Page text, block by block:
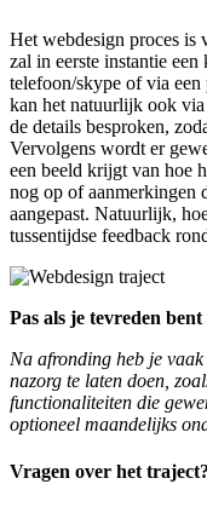
Het webdesign proces is
zal in eerste instantie
telefoon/skype of via
kan het natuurlijk ook
de details besproken,
Vervolgens wordt er
een beeld krijgt van hoe
nog op of aanmerkingen
aangepast. Natuurlijk,
tussentijdse feedback
Pas als je tevreden
Na afronding heb je
nazorg te laten doen,
functionaliteiten die
optioneel maandelijks
Vragen over het